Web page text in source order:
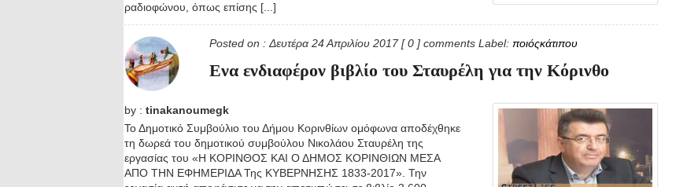
ραδιοφώνου, όπως επίσης [...]
Posted on : Δευτέρα 24 Απριλίου 2017[ 0 ] comments Label: ποιόςκάτιπου
Ενα ενδιαφέρον βιβλίο του Σταυρέλη για την Κόρινθο
by : tinakanoumegk
Το Δημοτικό Συμβούλιο του Δήμου Κορινθίων ομόφωνα αποδέχθηκε
τη δωρεά του δημοτικού συμβούλου Νικολάου Σταυρέλη της
εργασίας του «Η ΚΟΡΙΝΘΟΣ ΚΑΙ Ο ΔΗΜΟΣ ΚΟΡΙΝΘΙΩΝ ΜΕΣΑ
ΑΠΟ ΤΗΝ ΕΦΗΜΕΡΙΔΑ Της ΚΥΒΕΡΝΗΣΗΣ 1833-2017». Την